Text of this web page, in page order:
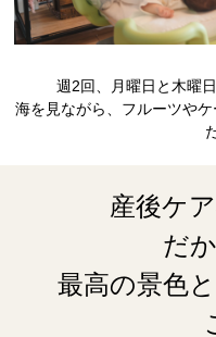
週2回、月曜日と木曜
海を見ながら、フルーツや
産後ケ
だ
最高の景色